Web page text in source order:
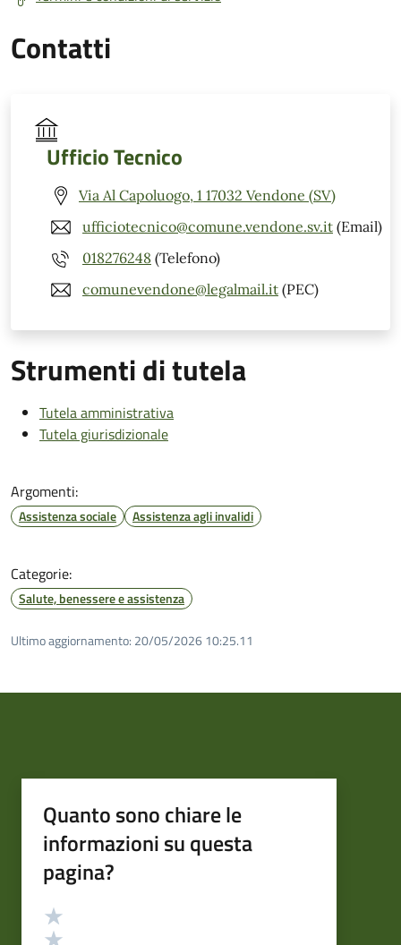
Contatti
Ufficio Tecnico
Via Al Capoluogo, 1 17032 Vendone (SV)
ufficiotecnico@comune.vendone.sv.it (Email)
018276248 (Telefono)
comunevendone@legalmail.it (PEC)
Strumenti di tutela
Tutela amministrativa
Tutela giurisdizionale
Argomenti:
Assistenza sociale Assistenza agli invalidi
Categorie:
Salute, benessere e assistenza
Ultimo aggiornamento: 20/05/2026 10:25.11
Quanto sono chiare le
informazioni su questa
pagina?
Valutazione